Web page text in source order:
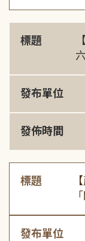
標題
發布單位
發佈時間
標題
發布單位